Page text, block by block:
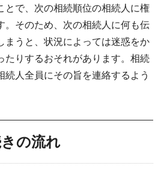
とで、次の相続順位の相続人に権
。そのため、次の相続人に何も伝
まうと、状況によっては迷惑をか
たりするおそれがあります。相続
続人全員にその旨を連絡するよう
の流れ